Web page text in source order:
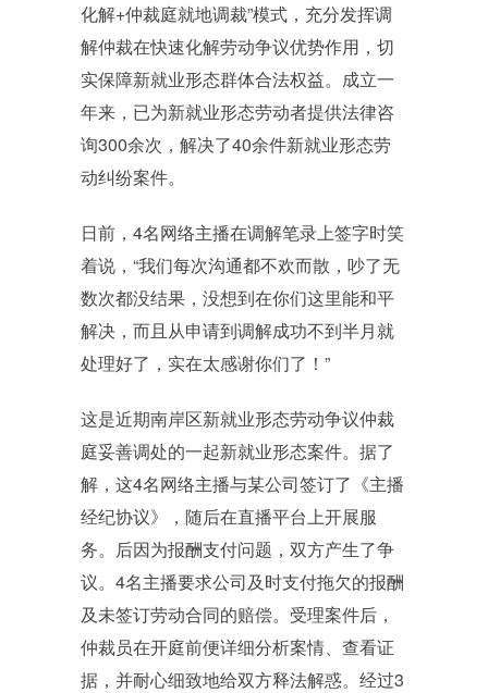
化解+仲裁庭就地调裁”模式，充分发挥调
解仲裁在快速化解劳动争议优势作用，切
实保障新就业形态群体合法权益。成立一
年来，已为新就业形态劳动者提供法律咨
询300余次，解决了40余件新就业形态劳
动纠纷案件。
日前，4名网络主播在调解笔录上签字时笑
着说，“我们每次沟通都不欢而散，吵了无
数次都没结果，没想到在你们这里能和平
解决，而且从申请到调解成功不到半月就
处理好了，实在太感谢你们了！”
这是近期南岸区新就业形态劳动争议仲裁
庭妥善调处的一起新就业形态案件。据了
解，这4名网络主播与某公司签订了《主播
经纪协议》，随后在直播平台上开展服
务。后因为报酬支付问题，双方产生了争
议。4名主播要求公司及时支付拖欠的报酬
及未签订劳动合同的赔偿。受理案件后，
仲裁员在开庭前便详细分析案情、查看证
据，并耐心细致地给双方释法解惑。经过3